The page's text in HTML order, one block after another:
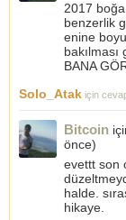
2017
benzerlik
enine
BANA
Solo_Atak için
Bitcoin
önce)
evettt son
halde.
hikaye.